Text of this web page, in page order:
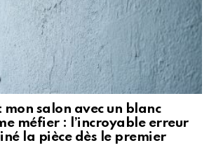
mon salon avec un blanc
méfier : l’incroyable erreur
la pièce dès le premier